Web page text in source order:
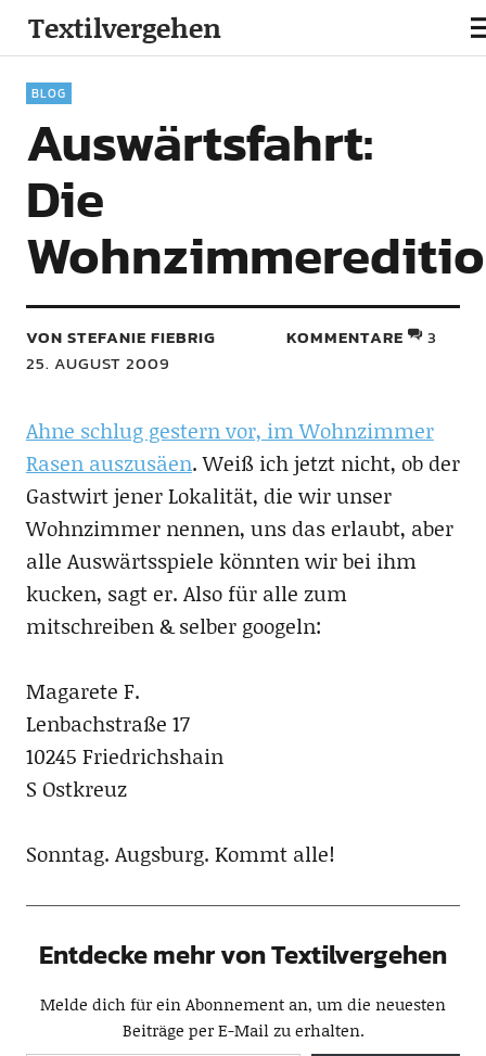
Textilvergehen
BLOG
Auswärtsfahrt:
Die
VON STEFANIE FIEBRIG
25. AUGUST 2009
KOMMENTARE 3
Ahne schlug gestern vor, im Wohnzimmer
Rasen auszusäen. Weiß ich jetzt nicht, ob der
Gastwirt jener Lokalität, die wir unser
Wohnzimmer nennen, uns das erlaubt, aber
alle Auswärtsspiele könnten wir bei ihm
kucken, sagt er. Also für alle zum
mitschreiben & selber googeln:
Magarete F.
Lenbachstraße 17
10245 Friedrichshain
S Ostkreuz
Sonntag. Augsburg. Kommt alle!
Entdecke mehr von Textilvergehen
Melde dich für ein Abonnement an, um die neuesten
Beiträge per E-Mail zu erhalten.